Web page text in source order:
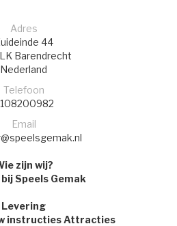
Adres
44
Barendrecht
Nederland
Telefoon
Email
zijn wij?
Speels Gemak
Levering
instructies Attracties